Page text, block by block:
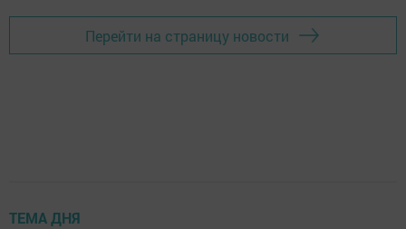
Перейти на страницу новости
ТЕМА ДНЯ